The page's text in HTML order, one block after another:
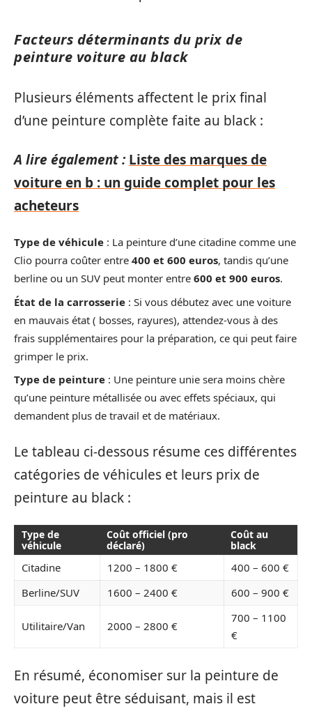
Facteurs déterminants du prix de
peinture voiture au black
Plusieurs éléments affectent le prix final
d’une peinture complète faite au black :
A lire également : Liste des marques de
voiture en b : un guide complet pour les
acheteurs
Type de véhicule : La peinture d’une citadine comme une
Clio pourra coûter entre 400 et 600 euros, tandis qu’une
berline ou un SUV peut monter entre 600 et 900 euros.
État de la carrosserie : Si vous débutez avec une voiture
en mauvais état ( bosses, rayures), attendez-vous à des
frais supplémentaires pour la préparation, ce qui peut faire
grimper le prix.
Type de peinture : Une peinture unie sera moins chère
qu’une peinture métallisée ou avec effets spéciaux, qui
demandent plus de travail et de matériaux.
Le tableau ci-dessous résume ces différentes
catégories de véhicules et leurs prix de
peinture au black :
Type de
véhicule
Coût officiel (pro
déclaré)
Coût au
black
Citadine 1200 – 1800 €
400 – 600 €
Berline/SUV
1600 – 2400 € 600 – 900 €
Utilitaire/Van 2000 – 2800 €
700 – 1100
€
En résumé, économiser sur la peinture de
voiture peut être séduisant, mais il est